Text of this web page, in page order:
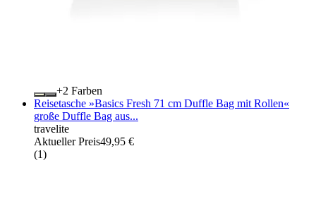
+
Farben
Reisetasche »Basics Fresh 71 cm Duffle Bag mit Rollen«
große Duffle Bag aus...
travelite
Aktueller Preis49,95 €
(1)